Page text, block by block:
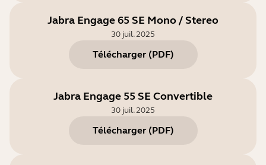
Jabra Engage 65 SE Mono / Stereo
30 juil. 2025
Télécharger (PDF)
Jabra Engage 55 SE Convertible
30 juil. 2025
Télécharger (PDF)